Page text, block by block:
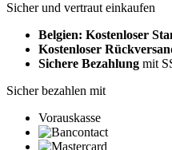
Sicher und vertraut einkaufen
Belgien: Kostenloser
Kostenloser
Sichere Bezahlung mit
Sicher bezahlen mit
Vorauskasse